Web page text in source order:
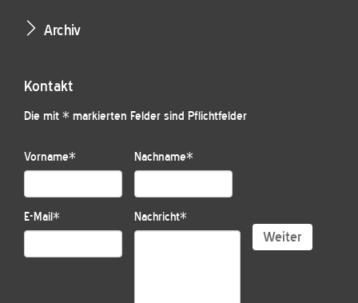
Archiv
Kontakt
Die mit * markierten Felder sind Pflichtfelder
Vorname* Nachname*
E-Mail* Nachricht*
Weiter